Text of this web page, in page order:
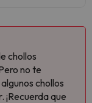
chollos
no te
chollos
que